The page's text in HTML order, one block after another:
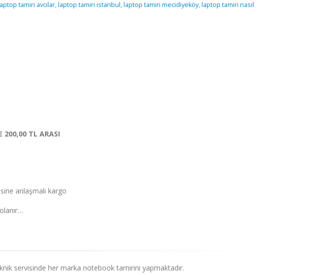
tamiri avcılar,laptop tamiri istanbul,laptop tamiri mecidiyeköy,laptop tamiri nasıl
200,00 TL ARASI
anlaşmalı kargo
servisinde her marka notebook tamirini yapmaktadır.